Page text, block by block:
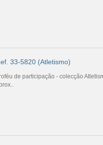
33-5820 (Atletismo)
de participação - colecção